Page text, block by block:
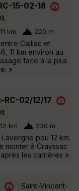
15-02-18
11 km 220 m
Caillac et
11 km environ au
face à la plus
»
02/12/17
12 km 230 m
pou 12 km.
monter à Crayssac
les carrières »
Saint-Vincent-